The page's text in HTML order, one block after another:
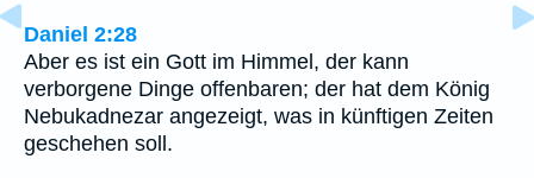
Daniel 2:28
Aber es ist ein Gott im Himmel, der kann
verborgene Dinge offenbaren; der hat dem König
Nebukadnezar angezeigt, was in künftigen Zeiten
geschehen soll.